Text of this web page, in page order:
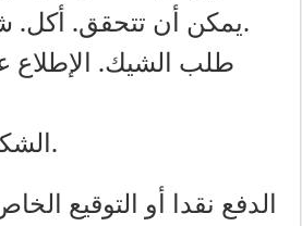
يمكن أن تتحقق. أكل.
.
طلب الشيك. الإطلاع
.
الدفع نقدا أو التوقيع